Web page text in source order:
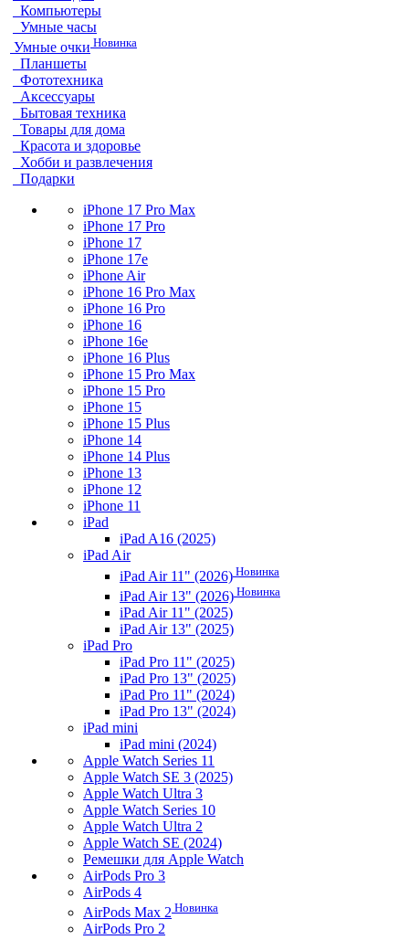
Компьютеры
Умные часы
Умные очки Новинка
Планшеты
Фототехника
Аксессуары
Бытовая техника
Товары для дома
Красота и здоровье
Хобби и развлечения
Подарки
iPhone 17 Pro Max
iPhone 17 Pro
iPhone 17
iPhone 17e
iPhone Air
iPhone 16 Pro Max
iPhone 16 Pro
iPhone 16
iPhone 16e
iPhone 16 Plus
iPhone 15 Pro Max
iPhone 15 Pro
iPhone 15
iPhone 15 Plus
iPhone 14
iPhone 14 Plus
iPhone 13
iPhone 12
iPhone 11
iPad
iPad A16 (2025)
iPad Air
iPad Air 11" (2026) Новинка
iPad Air 13" (2026) Новинка
iPad Air 11" (2025)
iPad Air 13" (2025)
iPad Pro
iPad Pro 11" (2025)
iPad Pro 13" (2025)
iPad Pro 11" (2024)
iPad Pro 13" (2024)
iPad mini
iPad mini (2024)
Apple Watch Series 11
Apple Watch SE 3 (2025)
Apple Watch Ultra 3
Apple Watch Series 10
Apple Watch Ultra 2
Apple Watch SE (2024)
Ремешки для Apple Watch
AirPods Pro 3
AirPods 4
AirPods Max 2 Новинка
AirPods Pro 2